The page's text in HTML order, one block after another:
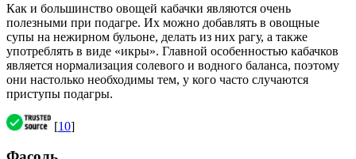
Как и большинство овощей кабачки являются очень
полезными при подагре. Их можно добавлять в овощные
супы на нежирном бульоне, делать из них рагу, а также
употреблять в виде «икры». Главной особенностью кабачков
является нормализация солевого и водного баланса, поэтому
они настолько необходимы тем, у кого часто случаются
приступы подагры.
[10]